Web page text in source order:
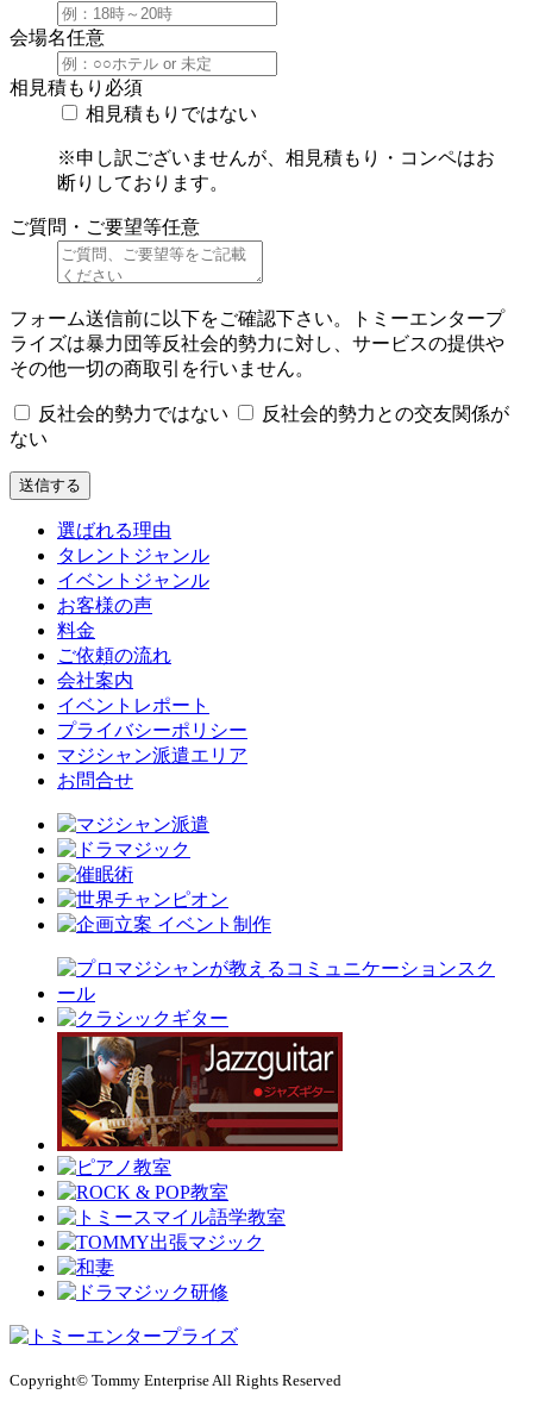
会場名任意
相見積もり 必須
相見積もりではない
※申し訳ございませんが、相見積もり・コンペはお
断りしております。
ご質問・ご要望等任意
フォーム送信前に以下をご確認下さい。トミーエンタープ
ライズは暴力団等反社会的勢力に対し、サービスの提供や
その他一切の商取引を行いません。
反社会的勢力ではない
反社会的勢力との交友関係が
ない
選ばれる理由
タレントジャンル
イベントジャンル
お客様の声
料金
ご依頼の流れ
会社案内
イベントレポート
プライバシーポリシー
マジシャン派遣エリア
お問合せ
Copyright© Tommy Enterprise All Rights Reserved